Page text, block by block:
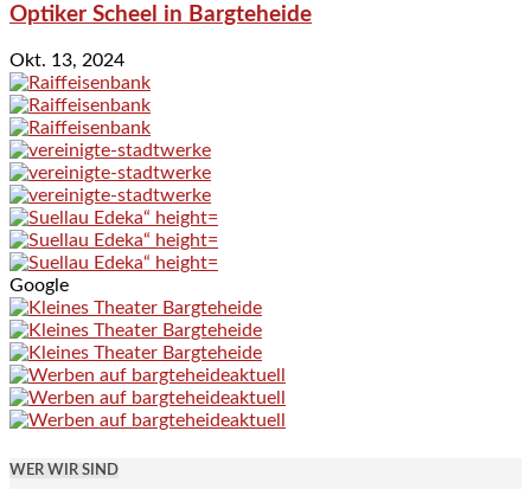
Optiker Scheel in Bargteheide
Okt. 13, 2024
Google
WER WIR SIND